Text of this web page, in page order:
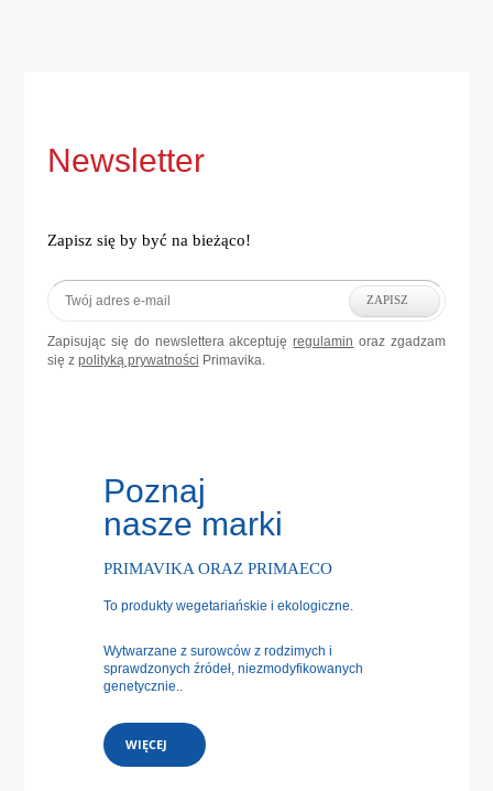
Newsletter
Zapisz się by być na bieżąco!
ZAPISZ
Zapisując się do newslettera akceptujęregulamin oraz zgadzam
się z polityką prywatności Primavika.
Poznaj
nasze marki
PRIMAVIKA ORAZ PRIMAECO
To produkty wegetariańskie i ekologiczne.
Wytwarzane z surowców z rodzimych i
sprawdzonych źródeł, niezmodyfikowanych
genetycznie..
WIĘCEJ